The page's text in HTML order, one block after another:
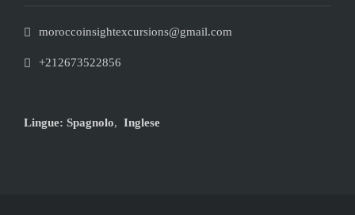
moroccoinsightexcursions@gmail.com
+212673522856
Lingue: Spagnolo, Inglese